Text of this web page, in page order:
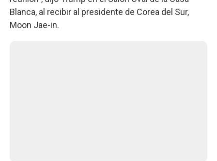
Blanca, al recibir al presidente de Corea del Sur,
Moon Jae-in.